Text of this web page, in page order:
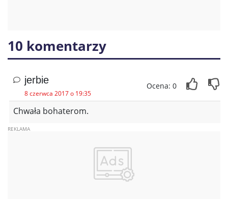
10 komentarzy
jerbie
8 czerwca 2017 o 19:35
Ocena: 0
Chwała bohaterom.